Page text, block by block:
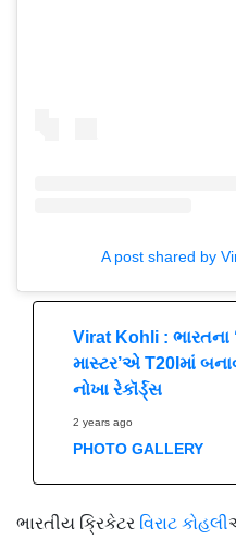
A post shared by
Virat Kohli :
માસ્ટર’એ T20Iમાં
નોખા રેકૉર્ડ્સ
2 years ago
PHOTO GALLERY
ભારતીય ક્રિકેટર વિરાટ કોહલી